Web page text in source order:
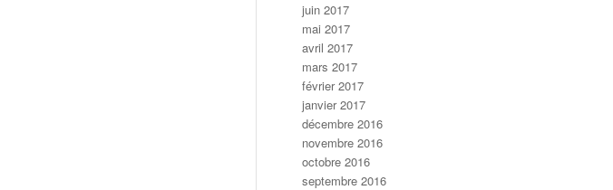
juin 2017
mai 2017
avril 2017
mars 2017
février 2017
janvier 2017
décembre 2016
novembre 2016
octobre 2016
septembre 2016